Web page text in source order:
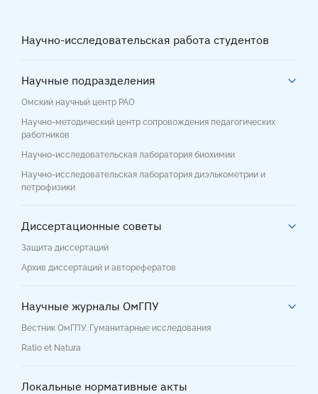
Научно-исследовательская работа студентов
Научные подразделения
Омский научный центр РАО
Научно-методический центр сопровождения педагогических
работников
Научно-исследовательская лаборатория биохимии
Научно-исследовательская лаборатория диэлькометрии и
петрофизики
Диссертационные советы
Защита диссертаций
Архив диссертаций и авторефератов
Научные журналы ОмГПУ
Вестник ОмГПУ. Гуманитарные исследования
Ratio et Natura
Локальные нормативные акты